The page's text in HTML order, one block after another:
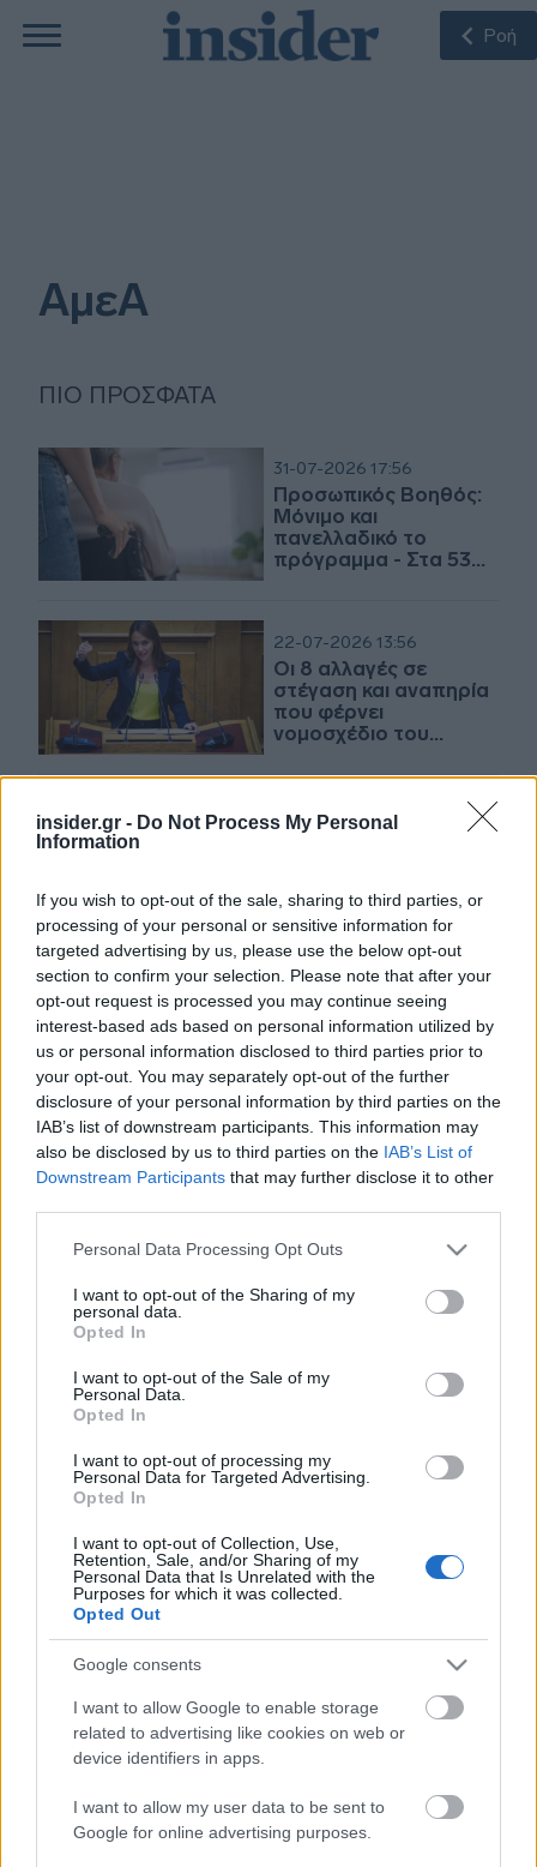
insider.gr - Do Not Process My Personal
Information
If you wish to opt-out of the sale, sharing to third parties, or
processing of your personal or sensitive information for
targeted advertising by us, please use the below opt-out
section to confirm your selection. Please note that after your
opt-out request is processed you may continue seeing
interest-based ads based on personal information utilized by
us or personal information disclosed to third parties prior to
your opt-out. You may separately opt-out of the further
disclosure of your personal information by third parties on the
IAB’s list of downstream participants. This information may
also be disclosed by us to third parties on the IAB’s List of
Downstream Participants that may further disclose it to other
Please note that this website/app uses one or more Google
not limited to your visit or usage behaviour. You may click to
grant or deny consent to Google and its third-party tags to
use your data for below specified purposes in below Google
consent section.
Personal Data Processing Opt Outs
I want to opt-out of the Sharing of my
personal data.
Opted In
I want to opt-out of the Sale of my
Personal Data.
Opted In
I want to opt-out of processing my
Personal Data for Targeted Advertising.
Opted In
I want to opt-out of Collection, Use,
Retention, Sale, and/or Sharing of my
Personal Data that Is Unrelated with the
Purposes for which it was collected.
Opted Out
Google consents
I want to allow Google to enable storage
related to advertising like cookies on web or
device identifiers in apps.
I want to allow my user data to be sent to
Google for online advertising purposes.
Ροή
ΑμεΑ
ΠΙΟ ΠΡΌΣΦΑΤΑ
31-07-2026 17:56
Προσωπικός Βοηθός:
Μόνιμο και
πανελλαδικό το
πρόγραμμα - Στα 53
22-07-2026 13:56
Οι 8 αλλαγές σε
στέγαση και αναπηρία
που φέρνει
νομοσχέδιο του
18-07-2026 21:18
που εμπόδιζαν την
ελεύθερη κίνηση των
ατόμων με αναπηρίες
09-06-2026 11:10
ΟΤΑ: 1.000 πρόσθετες
θέσεις εργασίας για
Άτομα με Αναπηρία -
Επεκτείνεται και στις
Περιφέρειες
02-06-2026 14:28
Μητσοτάκης: Στο
επίκεντρο η επέκταση
Βοηθού» και η στήριξη
«Παραμετροποιούμε
τον Προσωπικό Βοηθό
Παράταση υποβολής
αιτήσεων για τη Σχολή
Επαγγελματικής
Κατάρτισης ΑμεΑ
Προσωπικός Βοηθός:
Επιπλέον 34,8 εκατ.